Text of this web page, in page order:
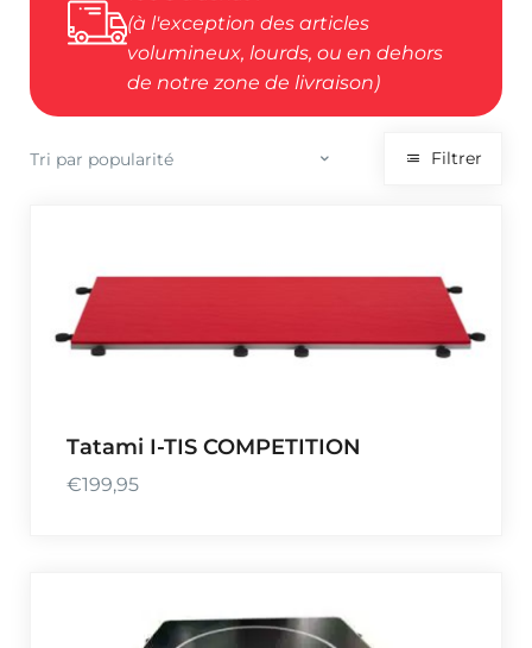
(à l'exception des articles
volumineux, lourds, ou en dehors
de notre zone de livraison)
Filtrer
Tatami I-TIS COMPETITION
€199,95